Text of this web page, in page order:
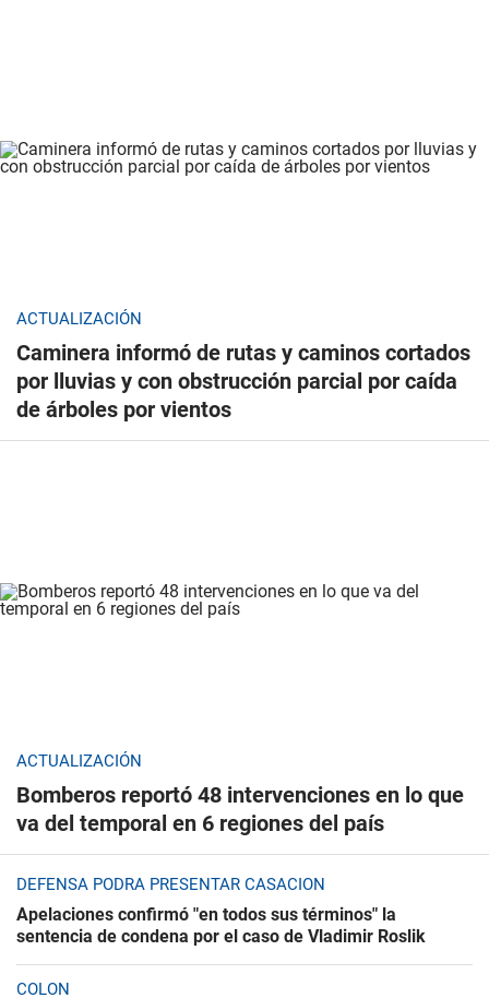
ACTUALIZACIÓN
Caminera informó de rutas y caminos cortados
por lluvias y con obstrucción parcial por caída
de árboles por vientos
ACTUALIZACIÓN
Bomberos reportó 48 intervenciones en lo que
va del temporal en 6 regiones del país
DEFENSA PODRÁ PRESENTAR CASACIÓN
Apelaciones confirmó "en todos sus términos" la
sentencia de condena por el caso de Vladimir Roslik
COLÓN